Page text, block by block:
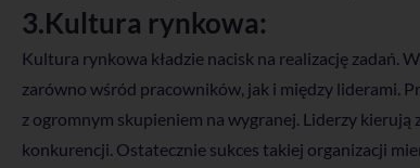
3.Kultura rynkowa:
Kultura rynkowa kładzie nacisk na realizację zadań.
zarówno wśród pracowników, jak i między liderami.
z ogromnym skupieniem na wygranej. Liderzy
konkurencji. Ostatecznie sukces takiej organizacji